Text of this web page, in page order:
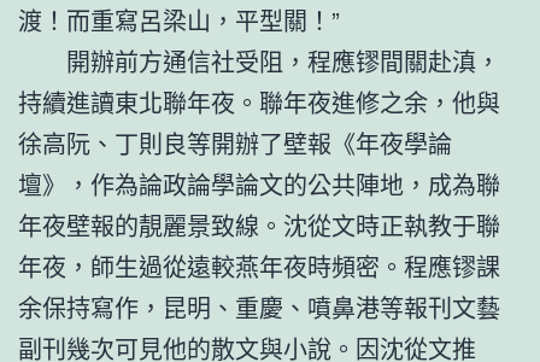
渡！而重寫呂梁山，平型關！”
開辦前方通信社受阻，程應镠間關赴滇，
持續進讀東北聯年夜。聯年夜進修之余，他與
徐高阮、丁則良等開辦了壁報《年夜學論
壇》，作為論政論學論文的公共陣地，成為聯
年夜壁報的靚麗景致線。沈從文時正執教于聯
年夜，師生過從遠較燕年夜時頻密。程應镠課
余保持寫作，昆明、重慶、噴鼻港等報刊文藝
副刊幾次可見他的散文與小說。因沈從文推